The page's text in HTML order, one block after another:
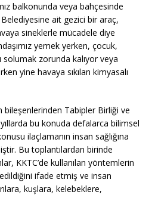
balkonunda veya bahçesinde
ait gezici bir araç,
sineklerle mücadele diye
yemek yerken, çocuk,
solumak zorunda kalıyor veya
yine havaya sıkılan kimyasalı
bileşenlerinden Tabipler Birliği ve
bu konuda defalarca bilimsel
ilaçlamanın insan sağlığına
Bu toplantılardan birinde
KKTC’de kullanılan yöntemlerin
ifade etmiş ve insan
kuşlara, kelebeklere,